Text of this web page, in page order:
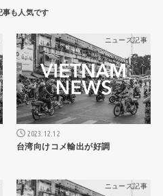
ニュース記事
2023.12.12
台湾向けコメ輸出が好調
ニュース記事